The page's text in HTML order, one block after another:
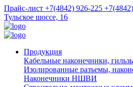
Прайс-лист +7(4842) 926-225
Тульское шоссе, 16
Продукция
Кабельные наконечники,
Изолированные разъемы,
Наконечники НШВИ